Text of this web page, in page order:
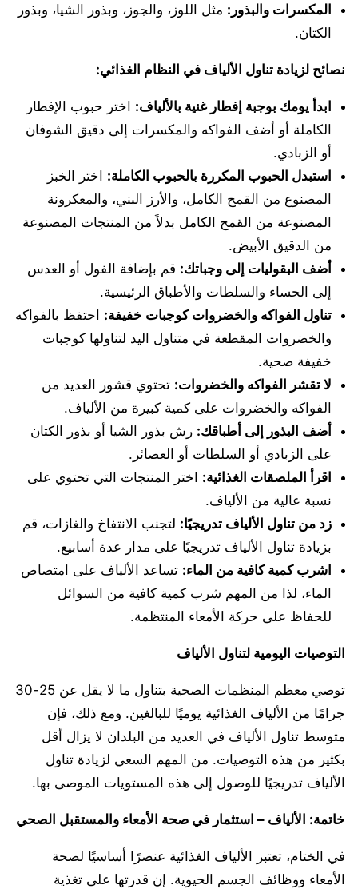
المكسرات والبذور : مثل اللوز، والجوز، وبذور الشيا، وبذور
الكتان.
نصائح لزيادة تناول الألياف في النظام الغذائي:
ابدأ يومك بوجبة إفطار غنية بالألياف: اختر حبوب الإفطار
الكاملة أو أضف الفواكه والمكسرات إلى دقيق الشوفان
أو الزبادي.
استبدل الحبوب المكررة بالحبوب الكاملة: اختر الخبز
المصنوع من القمح الكامل، والأرز البني، والمعكرونة
المصنوعة من القمح الكامل بدلاً من المنتجات المصنوعة
من الدقيق الأبيض.
أضف البقوليات إلى وجباتك: قم بإضافة الفول أو العدس
إلى الحساء والسلطات والأطباق الرئيسية.
تناول الفواكه والخضروات كوجبات خفيفة: احتفظ بالفواكه
والخضروات المقطعة في متناول اليد لتناولها كوجبات
خفيفة صحية.
لا تقشر الفواكه والخضروات: تحتوي قشور العديد من
الفواكه والخضروات على كمية كبيرة من الألياف.
أضف البذور إلى أطباقك: رش بذور الشيا أو بذور الكتان
على الزبادي أو السلطات أو العصائر.
اقرأ الملصقات الغذائية: اختر المنتجات التي تحتوي على
نسبة عالية من الألياف.
زد من تناول الألياف تدريجيًا: لتجنب الانتفاخ والغازات، قم
بزيادة تناول الألياف تدريجيًا على مدار عدة أسابيع.
اشرب كمية كافية من الماء: تساعد الألياف على امتصاص
الماء، لذا من المهم شرب كمية كافية من السوائل
للحفاظ على حركة الأمعاء المنتظمة.
التوصيات اليومية لتناول الألياف
توصي معظم المنظمات الصحية بتناول ما لا يقل عن 25-30
جرامًا من الألياف الغذائية يوميًا للبالغين. ومع ذلك، فإن
متوسط تناول الألياف في العديد من البلدان لا يزال أقل
بكثير من هذه التوصيات. من المهم السعي لزيادة تناول
الألياف تدريجيًا للوصول إلى هذه المستويات الموصى بها.
خاتمة: الألياف – استثمار في صحة الأمعاء والمستقبل الصحي
في الختام، تعتبر الألياف الغذائية عنصرًا أساسيًا لصحة
الأمعاء ووظائف الجسم الحيوية. إن قدرتها على تغذية